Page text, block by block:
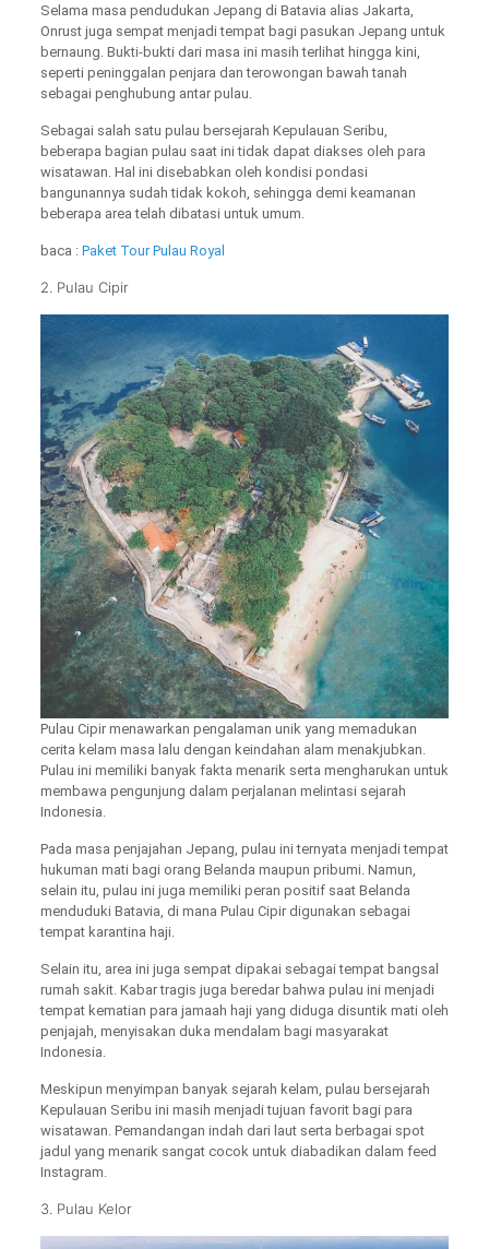
Selama masa pendudukan Jepang di Batavia alias Jakarta,
Onrust juga sempat menjadi tempat bagi pasukan Jepang untuk
bernaung. Bukti-bukti dari masa ini masih terlihat hingga kini,
seperti peninggalan penjara dan terowongan bawah tanah
sebagai penghubung antar pulau.
Sebagai salah satu pulau bersejarah Kepulauan Seribu,
beberapa bagian pulau saat ini tidak dapat diakses oleh para
wisatawan. Hal ini disebabkan oleh kondisi pondasi
bangunannya sudah tidak kokoh, sehingga demi keamanan
beberapa area telah dibatasi untuk umum.
baca : Paket Tour Pulau Royal
2. Pulau Cipir
Pulau Cipir menawarkan pengalaman unik yang memadukan
cerita kelam masa lalu dengan keindahan alam menakjubkan.
Pulau ini memiliki banyak fakta menarik serta mengharukan untuk
membawa pengunjung dalam perjalanan melintasi sejarah
Indonesia.
Pada masa penjajahan Jepang, pulau ini ternyata menjadi tempat
hukuman mati bagi orang Belanda maupun pribumi. Namun,
selain itu, pulau ini juga memiliki peran positif saat Belanda
menduduki Batavia, di mana Pulau Cipir digunakan sebagai
tempat karantina haji.
Selain itu, area ini juga sempat dipakai sebagai tempat bangsal
rumah sakit. Kabar tragis juga beredar bahwa pulau ini menjadi
tempat kematian para jamaah haji yang diduga disuntik mati oleh
penjajah, menyisakan duka mendalam bagi masyarakat
Indonesia.
Meskipun menyimpan banyak sejarah kelam, pulau bersejarah
Kepulauan Seribu ini masih menjadi tujuan favorit bagi para
wisatawan. Pemandangan indah dari laut serta berbagai spot
jadul yang menarik sangat cocok untuk diabadikan dalam feed
Instagram.
3. Pulau Kelor